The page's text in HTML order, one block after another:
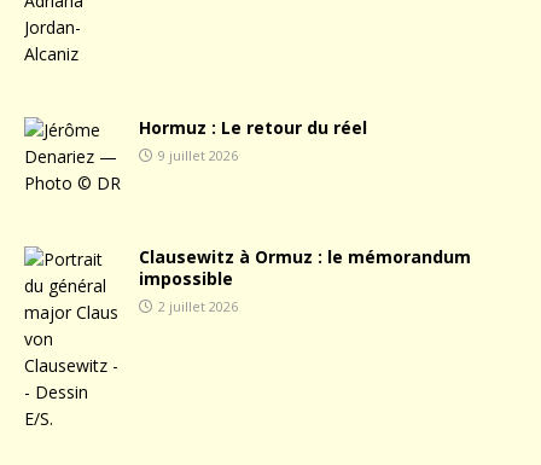
Hormuz : Le retour du réel
9 juillet 2026
Clausewitz à Ormuz : le mémorandum
impossible
2 juillet 2026